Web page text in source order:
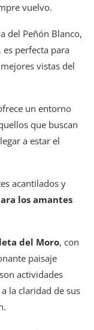
vuelvo.
del Peñón Blanco,
, es perfecta para
vistas del
un entorno
que buscan
a estar el
acantilados y
los amantes
del Moro, con
paisaje
actividades
la claridad de sus